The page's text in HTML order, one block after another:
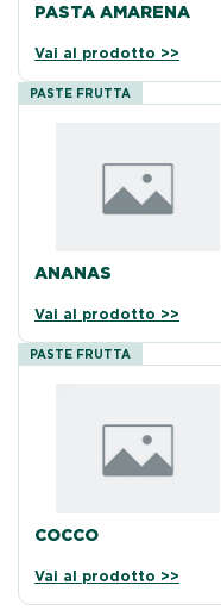
PASTA AMARENA
Vai al prodotto >>
PASTE FRUTTA
ANANAS
Vai al prodotto >>
PASTE FRUTTA
COCCO
Vai al prodotto >>